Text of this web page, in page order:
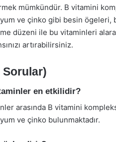
mümkündür. B vitamini
ve çinko gibi besin ögeleri,
düzeni ile bu vitaminleri
artırabilirsiniz.
Sorular)
en etkilidir?
arasında B vitamini
ve çinko bulunmaktadır.